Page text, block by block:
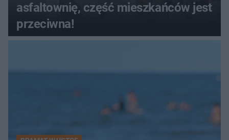
asfaltownię, część mieszkańców jest
przeciwna!